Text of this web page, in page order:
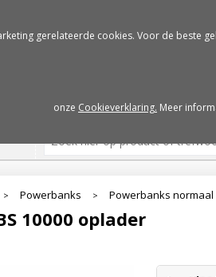
> Powerbanks > Powerbanks normaal
10000 oplader
gerelateerde cookies. Voor de beste
onze Cookieverklaring. Meer